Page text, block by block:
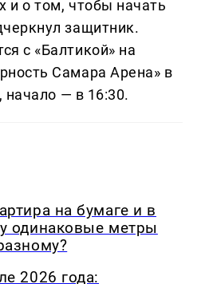
и о том, чтобы начать
защитник.
с «Балтикой» на
Самара Арена» в
начало — в 16:30.
на бумаге и в
одинаковые метры
2026 года: